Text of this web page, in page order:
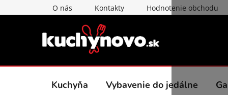
na
O nás Kontakty Hodnotenie obchodu
Kuchyňa Vybavenie do jedálne